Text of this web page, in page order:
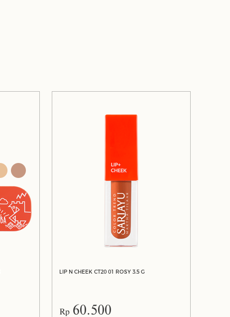
LIP N CHEEK CT20 01 ROSY 3.5 G
Rp 60.500